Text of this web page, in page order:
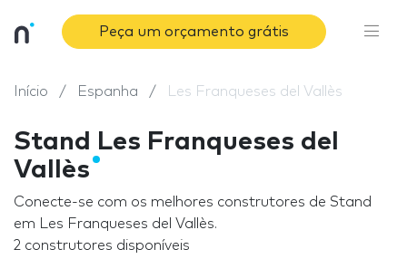
Peça um orçamento grátis
Início Espanha Les Franqueses del Vallès
Stand Les Franqueses del
Vallès
Conecte-se com os melhores construtores de Stand
em Les Franqueses del Vallès.
2 construtores disponíveis